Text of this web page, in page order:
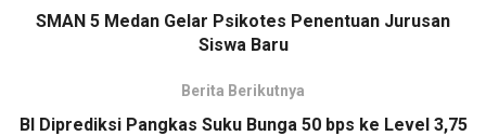
SMAN 5 Medan Gelar Psikotes Penentuan Jurusan
Siswa Baru
Berita Berikutnya
BI Diprediksi Pangkas Suku Bunga 50 bps ke Level 3,75